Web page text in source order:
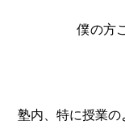
僕の方
塾内、特に授業の